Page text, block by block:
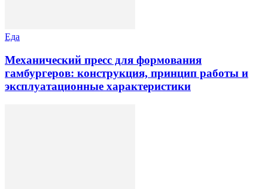
Еда
Механический пресс для формования
гамбургеров: конструкция, принцип работы и
эксплуатационные характеристики